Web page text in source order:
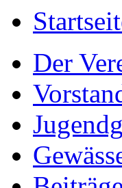
Der